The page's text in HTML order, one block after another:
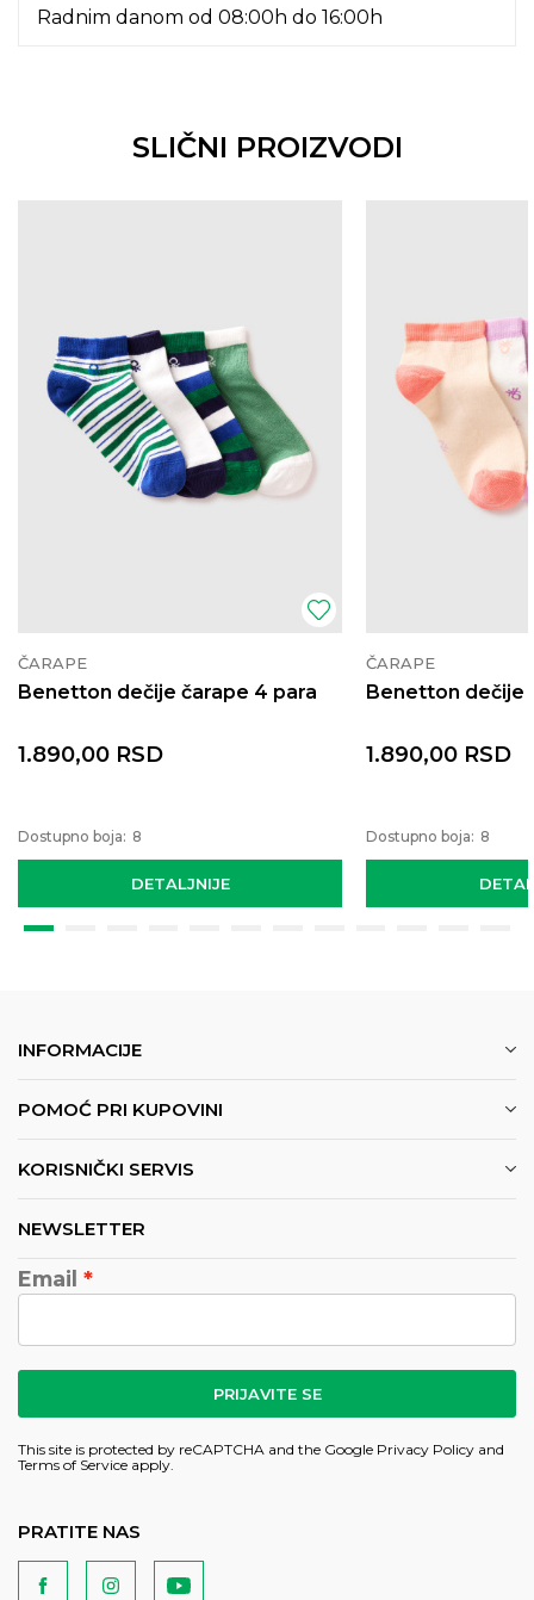
Radnim danom od 08:00h do 16:00h
SLIČNI PROIZVODI
ČARAPE
Benetton dečije čarape 4 para
DETALJNIJE
1.890,00 RSD
Dostupno boja: 8
ČARAPE
Benetton dečije
1.890,00 RSD
Dostupno boja: 8
INFORMACIJE
POMOĆ PRI KUPOVINI
KORISNIČKI SERVIS
NEWSLETTER
Email
PRIJAVITE SE
This site is protected by reCAPTCHA and the Google Privacy Policy and
Terms of Service apply.
PRATITE NAS